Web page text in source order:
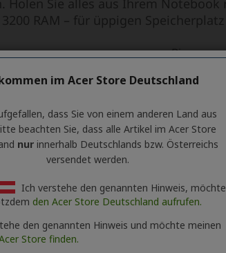
im Acer Store Deutschland
dass Sie von einem anderen Land aus
beachten Sie, dass alle Artikel im Acer Store
nurinnerhalb Deutschlands bzw. Österreichs
versendet werden.
Ich verstehe den genannten Hinweis, möchte
den Acer Store Deutschland aufrufen.
den genannten Hinweis und möchte meinen
Store finden.